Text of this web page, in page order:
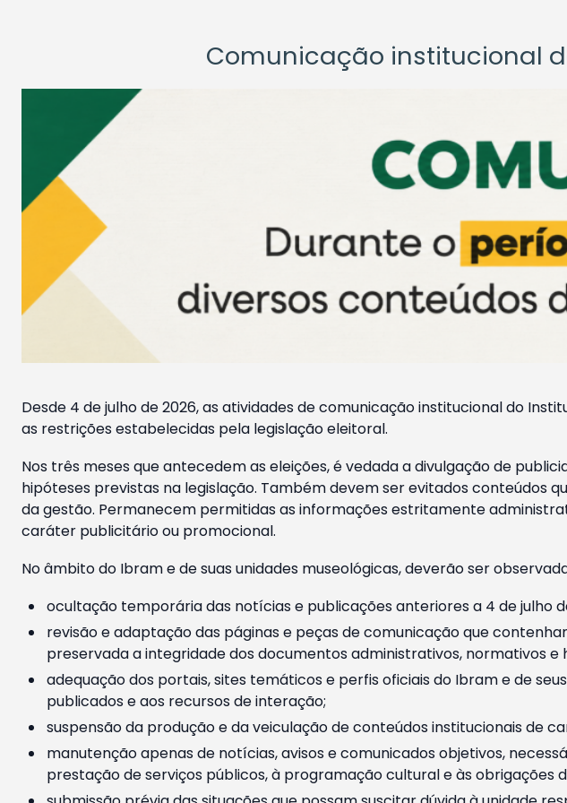
Comunicação institucional
Desde 4 de julho de 2026, as atividades de comunicação institucional do
as restrições estabelecidas pela legislação eleitoral.
Nos três meses que antecedem as eleições, é vedada a divulgação de
hipóteses previstas na legislação. Também devem ser evitados conteúdos
da gestão. Permanecem permitidas as informações estritamente
caráter publicitário ou promocional.
No âmbito do Ibram e de suas unidades museológicas, deverão ser
ocultação temporária das notícias e publicações anteriores a 4 de julho
revisão e adaptação das páginas e peças de comunicação que
preservada a integridade dos documentos administrativos, normativos e
adequação dos portais, sites temáticos e perfis oficiais do Ibram e de
publicados e aos recursos de interação;
suspensão da produção e da veiculação de conteúdos institucionais de
manutenção apenas de notícias, avisos e comunicados objetivos,
prestação de serviços públicos, à programação cultural e às obrigações